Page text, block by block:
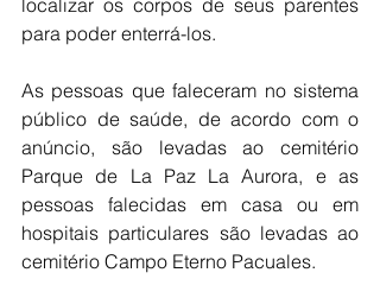
localizar os corpos de seus parentes
para poder enterrá-los.
As pessoas que faleceram no sistema
público de saúde, de acordo com o
anúncio, são levadas ao cemitério
Parque de La Paz La Aurora, e as
pessoas falecidas em casa ou em
hospitais particulares são levadas ao
cemitério Campo Eterno Pacuales.